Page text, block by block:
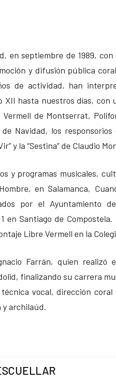
en septiembre de 1989,
y difusión pública
de actividad, han
XII hasta nuestros días, con
de Montserrat,
Navidad, los
y la “Sestina” de Claudio
y programas musicales,
en Salamanca,
por el Ayuntamiento
en Santiago de
Libre Vermell en la
Farrán, quien realizó
finalizando su carrera
vocal, dirección
y archilaúd.